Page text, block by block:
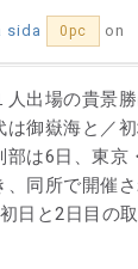
sida 0pc on
出場の貴景勝
は御嶽海と／
部は6日、東京
、同所で開催
日と2日目の